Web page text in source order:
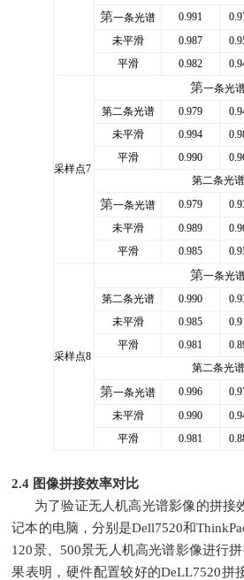
第一条光谱 0.991
未平滑
0.987
平滑
0.982
采样点7
第一条光
第二条光谱
0.979
未平滑
0.994
平滑
0.990
第二条光谱
第一条光谱 0.979
未平滑
0.989
平滑
0.985
采样点8
第一条光
第二条光谱
0.990
未平滑
0.985
平滑
0.981
第二条光谱
第一条光谱 0.996
未平滑
0.990
平滑
0.981
2.4 图像拼接效率对比
为了验证无人机高光谱影像的拼接
记本的电脑，分别是Dell7520和
120景、500景无人机高光谱影像进行
果表明，硬件配置较好的DeLL7520拼